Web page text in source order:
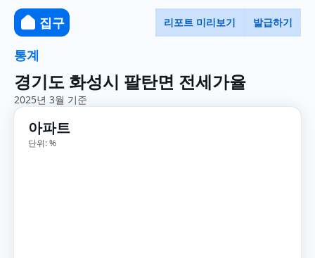
집구 리포트 미리보기 발급하기
통계
경기도 화성시 팔탄면 전세가율
2025년 3월 기준
아파트
단위: %